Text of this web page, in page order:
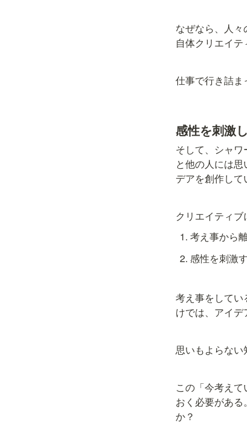
なぜなら、人
自体クリエイテ
仕事で行き詰ま
感性を刺激
そして、シャ
と他の人には
デアを創作して
クリエイティブ
考え事から
感性を刺激
考え事をして
けでは、アイデ
思いもよらない
この「今考え
おく必要があ
か？